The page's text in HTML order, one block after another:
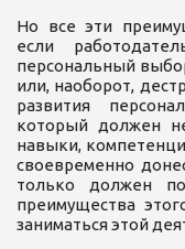
Но все эти
если
персональный
или, наоборот,
развития
который должен
навыки,
своевременно
только должен
преимущества
заниматься этой